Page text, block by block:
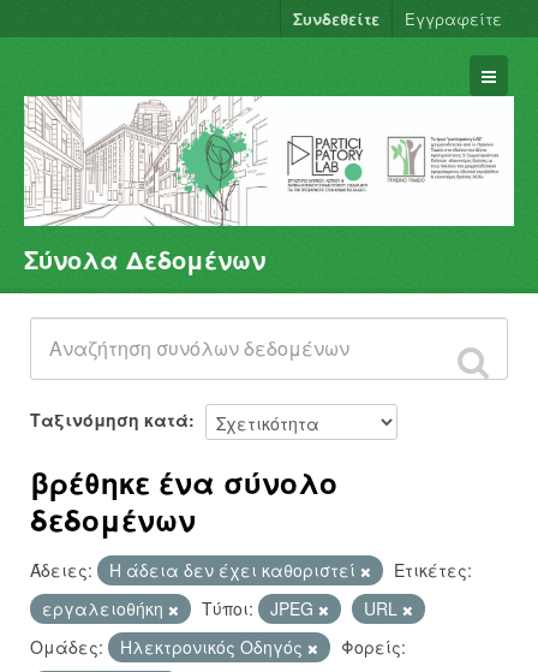
Συνδεθείτε Εγγραφείτε
Σύνολα Δεδομένων
Φορείς
Ομάδες
Σχετικά
Σύνολα Δεδομένων
Ταξινόμηση κατά
βρέθηκε ένα σύνολο
δεδομένων
Άδειες: Η άδεια δεν έχει καθοριστεί
Ετικέτες:
εργαλειοθήκη
Τύποι: JPEG
URL
Ομάδες:
Hλεκτρονικός Οδηγός
Φορείς: